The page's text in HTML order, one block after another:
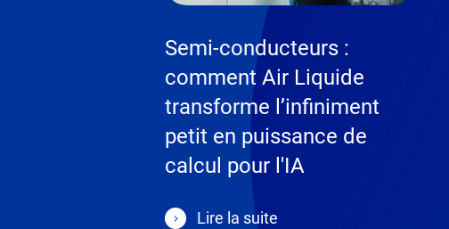
Semi-conducteurs :
comment Air Liquide
transforme l’infiniment
petit en puissance de
calcul pour l'IA
Lire la suite